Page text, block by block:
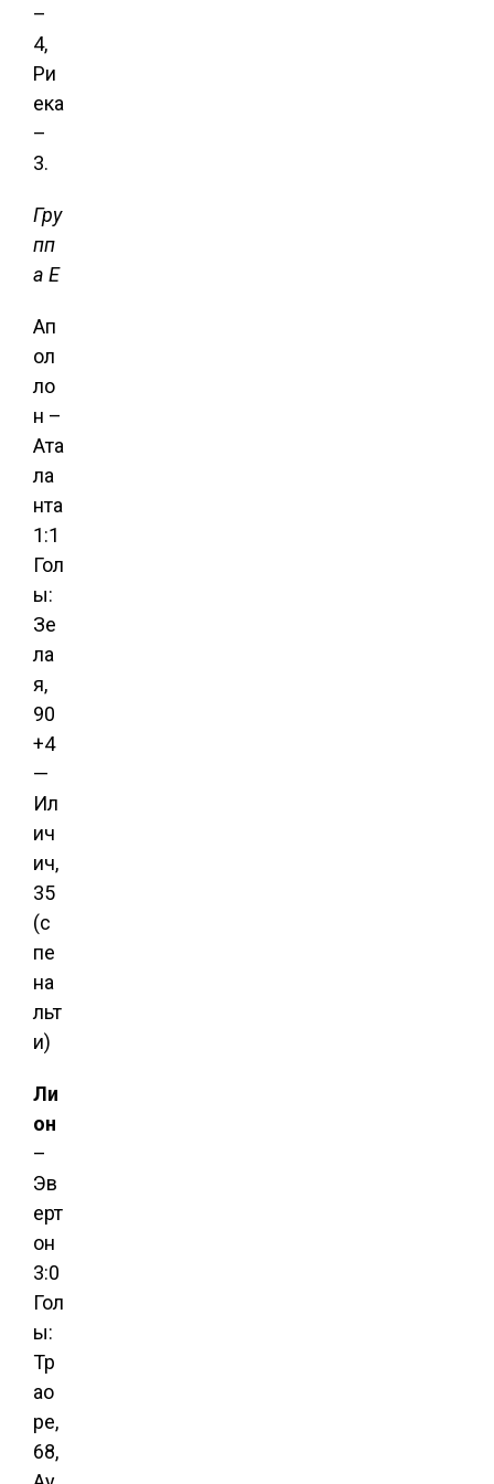
–
4,
Ри
ека
–
3.
Гру
пп
а Е
Ап
ол
ло
н –
Ата
ла
нта
1:1
Гол
ы:
Зе
ла
я,
90
+4
—
Ил
ич
ич,
35
(с
пе
на
льт
и)
Ли
он
–
Эв
ерт
он
3:0
Гол
ы:
Тр
ао
ре,
68,